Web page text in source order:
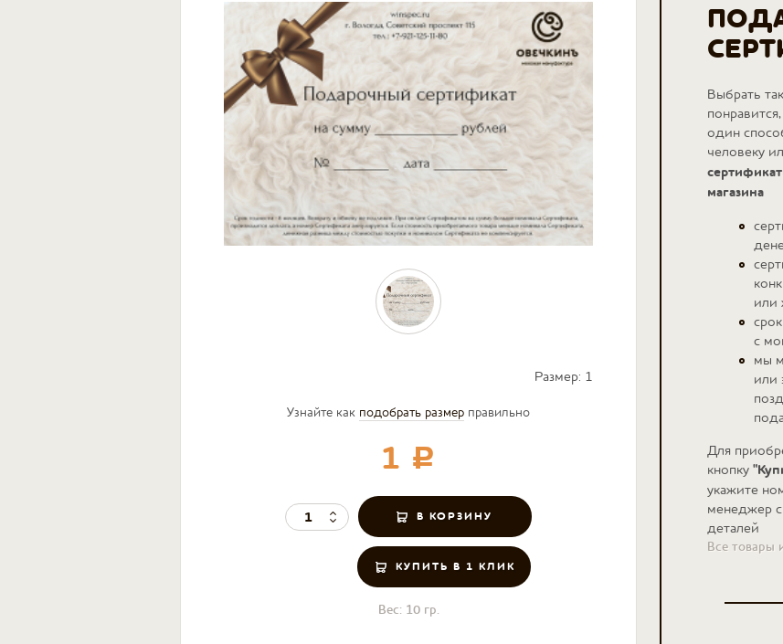
Узнайте как подобрать размер правильно
1 c
КУПИТЬ В 1 КЛИК
Размер: 1
Вес: 10 гр.
Выбрать
один
человеку
магазина
или
с
мы
или
Для
кнопку
укажите
менеджер
деталей
Все товары